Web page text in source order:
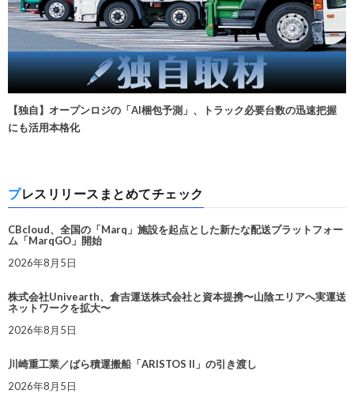
【独自】オープンロジの「AI梱包予測」、トラック必要台数の迅速把握
にも活用本格化
プレスリリースまとめてチェック
CBcloud、全国の「Marq」施設を起点とした新たな配送プラットフォー
ム「MarqGO」開始
2026年8月5日
株式会社Univearth、倉吉運送株式会社と資本提携〜山陰エリアへ実運送
ネットワークを拡大〜
2026年8月5日
川崎重工業／ばら積運搬船「ARISTOS II」の引き渡し
2026年8月5日